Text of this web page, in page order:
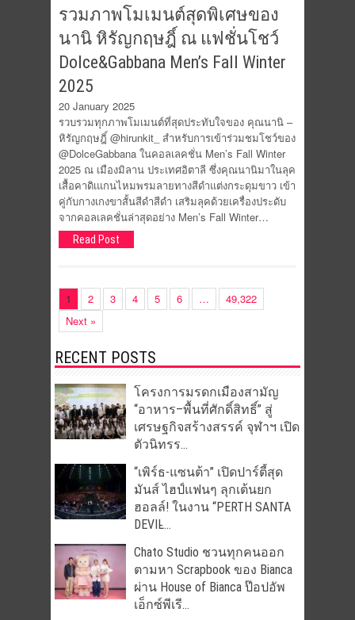
รวมภาพโมเมนต์สุดพิเศษของ
นานิ หิรัญกฤษฎิ์ ณ แฟชั่นโชว์
Dolce&Gabbana Men’s Fall Winter
2025
20 January 2025
รวบรวมทุกภาพโมเมนต์ที่สุดประทับใจของ คุณนานิ –
หิรัญกฤษฎิ์ @hirunkit_ สำหรับการเข้าร่วมชมโชว์ของ
@DolceGabbana ในคอลเลคชั่น Men’s Fall Winter
2025 ณ เมืองมิลาน ประเทศอิตาลี ซึ่งคุณนานิมาในลุค
เสื้อคาดิเแกนไหมพรมลายทางสีดำแต่งกระดุมขาว เข้า
คู่กับกางเกงขาสั้นสีดำสีดำ เสริมลุคด้วยเครื่องประดับ
จากคอลเลคชั่นล่าสุดอย่าง Men’s Fall Winter…
Read Post
1 2 3 4 5 6 …
49,322
Next »
RECENT POSTS
โครงการมรดกเมืองสามัญ
“อาหาร–พื้นที่ศักดิ์สิทธิ์” สู่
เศรษฐกิจสร้างสรรค์ จุฬาฯ เปิด
ตัวนิทรร...
“เพิร์ธ-แซนต้า” เปิดปาร์ตี้สุด
มันส์ ไฮป์แฟนๆ ลุกเต้นยก
ฮอลล์! ในงาน “PERTH SANTA
DEVIL̵...
Chato Studio ชวนทุกคนออก
ตามหา Scrapbook ของ Bianca
ผ่าน House of Bianca ป๊อปอัพ
เอ็กซ์พีเรี...